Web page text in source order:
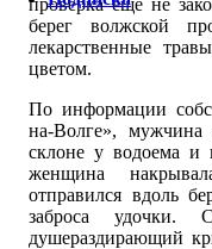
проверка еще не
берег волжской
лекарственные
цветом.
По информации
на-Волге», мужчина
склоне у водоема и
женщина
отправился вдоль
заброса удочки.
душераздирающий